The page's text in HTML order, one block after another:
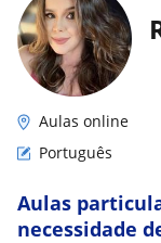
Aulas online
Português
Aulas
necessidade